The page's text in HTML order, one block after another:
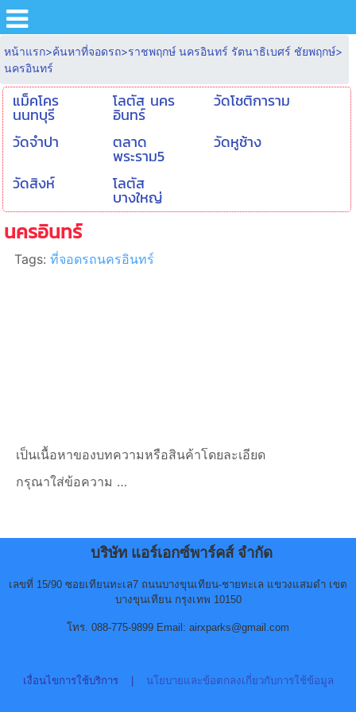
หน้าแรก>ค้นหาที่จอดรถ>ราชพฤกษ์ นครอินทร์ รัตนาธิเบศร์ ชัยพฤกษ์>
นครอินทร์
แม็คโคร
นนทบุรี
โลตัส นคร
อินทร์
วัดโชติการาม
วัดจำปา
ตลาด
พระราม5
วัดหูช้าง
วัดสิงห์
โลตัส
บางใหญ่
นครอินทร์
Tags:ที่จอดรถนครอินทร์
เป็นเนื้อหาของบทความหรือสินค้าโดยละเอียด
กรุณาใส่ข้อความ …
บริษัท แอร์เอกซ์พาร์คส์ จำกัด
เลขที่ 15/90 ซอยเทียนทะเล7 ถนนบางขุนเทียน-ชายทะเล แขวงแสมดำ เขต
บางขุนเทียน กรุงเทพ 10150
โทร. 088-775-9899 Email: airxparks@gmail.com
เงื่อนไขการใช้บริการ| นโยบายและข้อตกลงเกี่ยวกับการใช้ข้อมูล